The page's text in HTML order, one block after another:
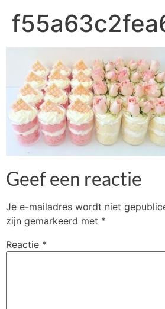
Geef een reactie
Je e-mailadres wordt niet
zijn gemarkeerd met *
Reactie *